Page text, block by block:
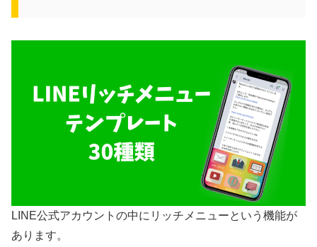
LINE公式アカウントの中にリッチメニューという機能が
あります。